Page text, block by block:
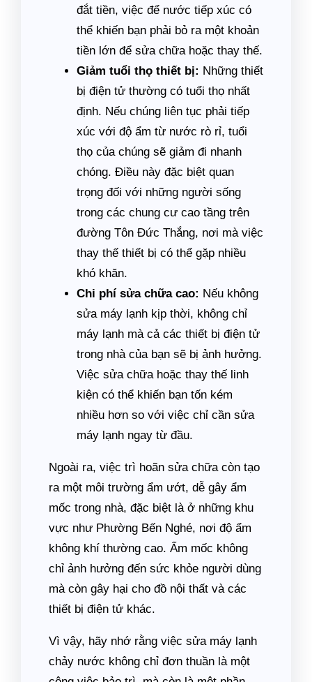
đắt tiền, việc để nước tiếp xúc có
thể khiến bạn phải bỏ ra một khoản
tiền lớn để sửa chữa hoặc thay thế.
Giảm tuổi thọ thiết bị: Những thiết
bị điện tử thường có tuổi thọ nhất
định. Nếu chúng liên tục phải tiếp
xúc với độ ẩm từ nước rò rỉ, tuổi
thọ của chúng sẽ giảm đi nhanh
chóng. Điều này đặc biệt quan
trọng đối với những người sống
trong các chung cư cao tầng trên
đường Tôn Đức Thắng, nơi mà việc
thay thế thiết bị có thể gặp nhiều
khó khăn.
Chi phí sửa chữa cao: Nếu không
sửa máy lạnh kịp thời, không chỉ
máy lạnh mà cả các thiết bị điện tử
trong nhà của bạn sẽ bị ảnh hưởng.
Việc sửa chữa hoặc thay thế linh
kiện có thể khiến bạn tốn kém
nhiều hơn so với việc chỉ cần sửa
máy lạnh ngay từ đầu.
Ngoài ra, việc trì hoãn sửa chữa còn tạo
ra một môi trường ẩm ướt, dễ gây ẩm
mốc trong nhà, đặc biệt là ở những khu
vực như Phường Bến Nghé, nơi độ ẩm
không khí thường cao. Ẩm mốc không
chỉ ảnh hưởng đến sức khỏe người dùng
mà còn gây hại cho đồ nội thất và các
thiết bị điện tử khác.
Vì vậy, hãy nhớ rằng việc sửa máy lạnh
chảy nước không chỉ đơn thuần là một